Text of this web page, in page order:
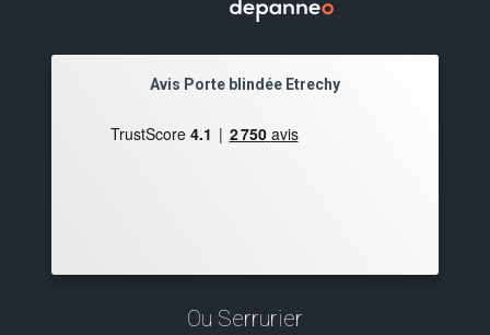
Avis Porte blindée Etrechy
Ou Serrurier